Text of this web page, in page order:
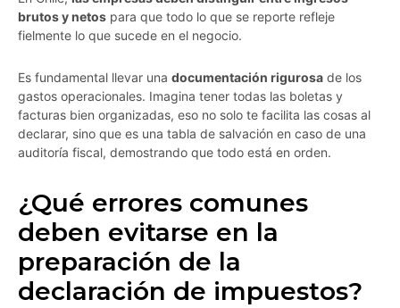
brutos y netos para que todo lo que se reporte refleje
fielmente lo que sucede en el negocio.
Es fundamental llevar una documentación rigurosa de los
gastos operacionales. Imagina tener todas las boletas y
facturas bien organizadas, eso no solo te facilita las cosas al
declarar, sino que es una tabla de salvación en caso de una
auditoría fiscal, demostrando que todo está en orden.
¿Qué errores comunes
deben evitarse en la
preparación de la
declaración de impuestos?